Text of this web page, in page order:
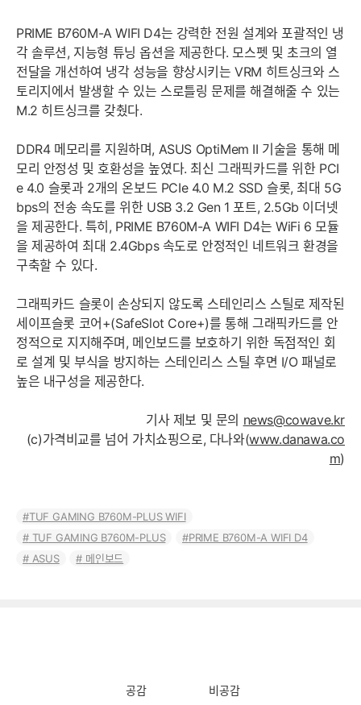
PRIME B760M-A WIFI D4는 강력한 전원 설계와 포괄적인 냉
각 솔루션, 지능형 튜닝 옵션을 제공한다. 모스펫 및 초크의 열
전달을 개선하여 냉각 성능을 향상시키는 VRM 히트싱크와 스
토리지에서 발생할 수 있는 스로틀링 문제를 해결해줄 수 있는
M.2 히트싱크를 갖췄다.
DDR4 메모리를 지원하며, ASUS OptiMem II 기술을 통해 메
모리 안정성 및 호환성을 높였다. 최신 그래픽카드를 위한 PCI
e 4.0 슬롯과 2개의 온보드 PCIe 4.0 M.2 SSD 슬롯, 최대 5G
bps의 전송 속도를 위한 USB 3.2 Gen 1 포트, 2.5Gb 이더넷
을 제공한다. 특히, PRIME B760M-A WIFI D4는 WiFi 6 모듈
을 제공하여 최대 2.4Gbps 속도로 안정적인 네트워크 환경을
구축할 수 있다.
그래픽카드 슬롯이 손상되지 않도록 스테인리스 스틸로 제작된
세이프슬롯 코어+(SafeSlot Core+)를 통해 그래픽카드를 안
정적으로 지지해주며, 메인보드를 보호하기 위한 독점적인 회
로 설계 및 부식을 방지하는 스테인리스 스틸 후면 I/O 패널로
높은 내구성을 제공한다.
기사 제보 및 문의 news@cowave.kr
(c)가격비교를 넘어 가치쇼핑으로, 다나와(www.danawa.co
m)
TUF GAMING B760M-PLUS WIFI
TUF GAMING B760M-PLUS
PRIME B760M-A WIFI D4
ASUS
메인보드
공감 비공감